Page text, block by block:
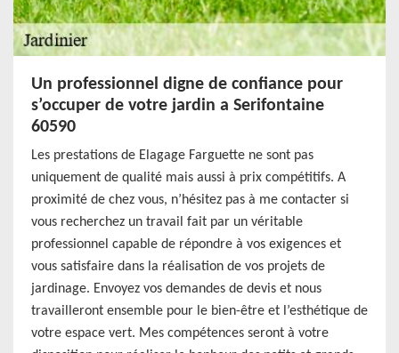
Un professionnel digne de confiance pour
s’occuper de votre jardin a Serifontaine
60590
Les prestations de Elagage Farguette ne sont pas
uniquement de qualité mais aussi à prix compétitifs. A
proximité de chez vous, n’hésitez pas à me contacter si
vous recherchez un travail fait par un véritable
professionnel capable de répondre à vos exigences et
vous satisfaire dans la réalisation de vos projets de
jardinage. Envoyez vos demandes de devis et nous
travailleront ensemble pour le bien-être et l’esthétique de
votre espace vert. Mes compétences seront à votre